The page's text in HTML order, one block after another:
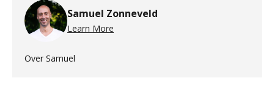
Samuel Zonneveld
Learn More
Over Samuel